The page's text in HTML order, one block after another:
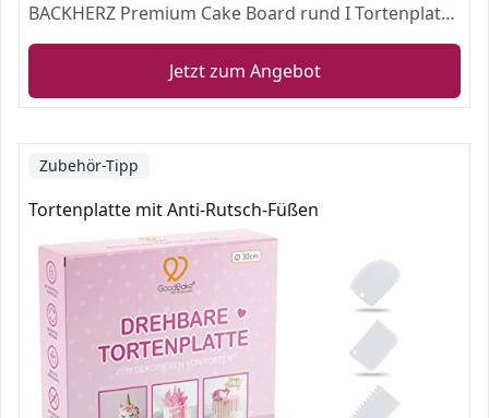
BACKHERZ Premium Cake Board rund I Tortenplatte Gold I goldene Teller Deko I Kuchenplatte I Kuchenunterlage für TransportI Lebensmittelecht I 4er Set I Ø 15 & 20 & 25 & 30cm
Jetzt zum Angebot
Zubehör-Tipp
Tortenplatte mit Anti-Rutsch-Füßen